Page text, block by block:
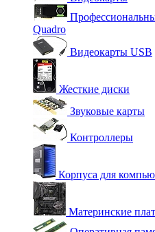
Quadro
Видеокарты USB
Жесткие диски
Звуковые карты
Контроллеры
Корпуса для
Материнские